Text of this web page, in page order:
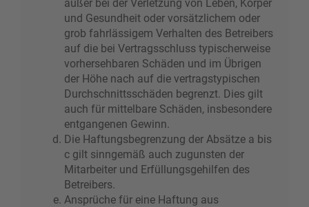
außer bei der Verletzung von Leben, Körper
und Gesundheit oder vorsätzlichem oder
grob fahrlässigem Verhalten des Betreibers
auf die bei Vertragsschluss typischerweise
vorhersehbaren Schäden und im Übrigen
der Höhe nach auf die vertragstypischen
Durchschnittsschäden begrenzt. Dies gilt
auch für mittelbare Schäden, insbesondere
entgangenen Gewinn.
Die Haftungsbegrenzung der Absätze a bis
c gilt sinngemäß auch zugunsten der
Mitarbeiter und Erfüllungsgehilfen des
Betreibers.
Ansprüche für eine Haftung aus